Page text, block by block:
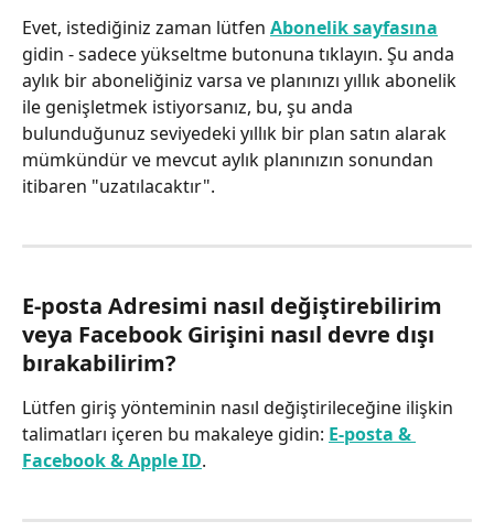
Evet, istediğiniz zaman lütfen Abonelik sayfasına
gidin - sadece yükseltme butonuna tıklayın. Şu anda
aylık bir aboneliğiniz varsa ve planınızı yıllık abonelik
ile genişletmek istiyorsanız, bu, şu anda
bulunduğunuz seviyedeki yıllık bir plan satın alarak
mümkündür ve mevcut aylık planınızın sonundan
itibaren "uzatılacaktır".
E-posta Adresimi nasıl değiştirebilirim
veya Facebook Girişini nasıl devre dışı
bırakabilirim?
Lütfen giriş yönteminin nasıl değiştirileceğine ilişkin
talimatları içeren bu makaleye gidin: E-posta &
Facebook & Apple ID.